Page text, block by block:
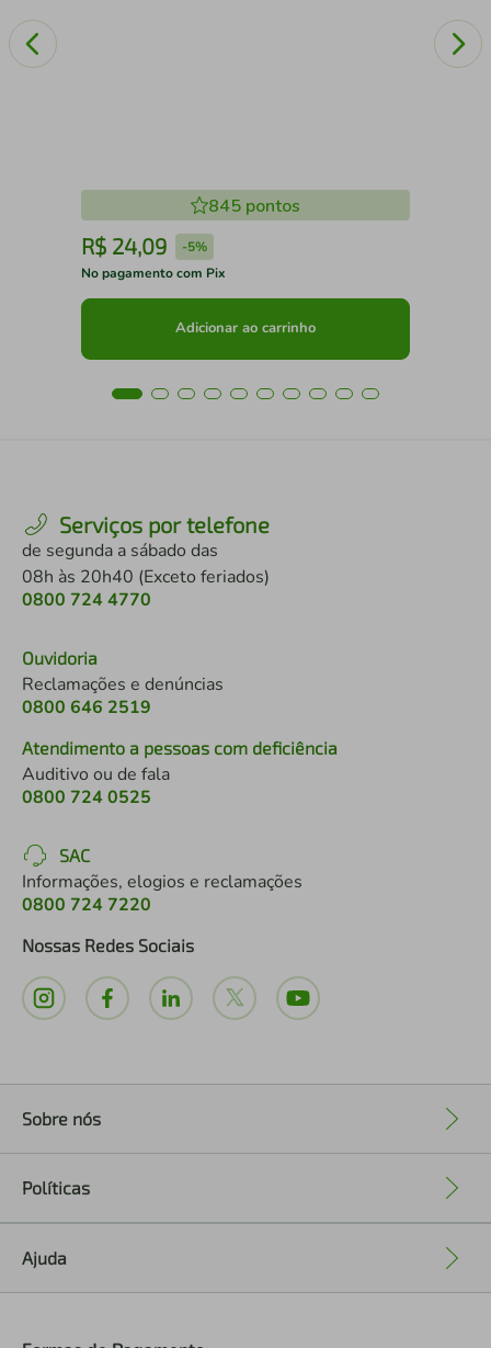
845 pontos
R$ 24,09 -5%
No pagamento com Pix
Adicionar ao carrinho
Serviços por telefone
de segunda a sábado das
08h às 20h40 (Exceto feriados)
0800 724 4770
Ouvidoria
Reclamações e denúncias
0800 646 2519
Atendimento a pessoas com deficiência
Auditivo ou de fala
0800 724 0525
SAC
Informações, elogios e reclamações
0800 724 7220
Nossas Redes Sociais
Sobre nós
Políticas
Ajuda